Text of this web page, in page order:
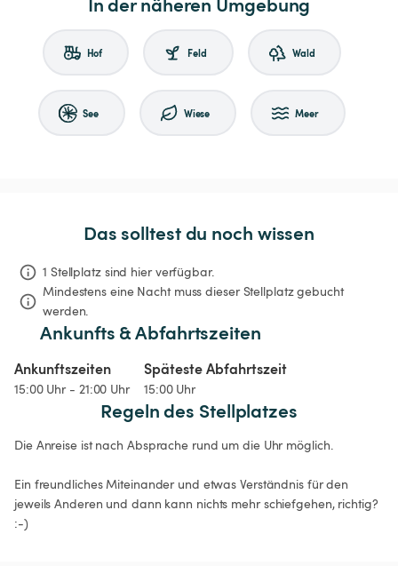
Hof Feld Wald
See Wiese Meer
Das solltest du noch wissen
1 Stellplatz sind hier verfügbar.
Mindestens eine Nacht muss dieser Stellplatz gebucht
werden.
Ankunfts & Abfahrtszeiten
Ankunftszeiten
15:00 Uhr - 21:00 Uhr
Späteste Abfahrtszeit
15:00 Uhr
Regeln des Stellplatzes
Die Anreise ist nach Absprache rund um die Uhr möglich.
Ein freundliches Miteinander und etwas Verständnis für den
jeweils Anderen und dann kann nichts mehr schiefgehen, richtig?
:-)